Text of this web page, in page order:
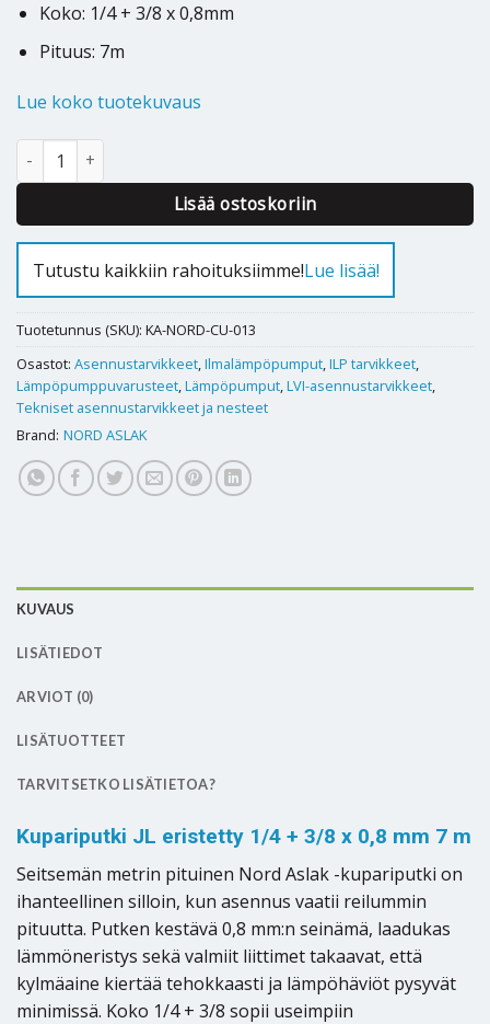
Koko: 1/4 + 3/8 x 0,8mm
Pituus: 7m
Lue koko tuotekuvaus
Kupariputki JL eristetty Nord Aslak 1/4+3/8×0,8mm 7m määrä
Lisää ostoskoriin
Alternative:
Tutustu kaikkiin rahoituksiimme!Lue lisää!
Tuotetunnus (SKU): KA-NORD-CU-013
Osastot: Asennustarvikkeet,Ilmalämpöpumput,ILP tarvikkeet,
Lämpöpumppuvarusteet,Lämpöpumput,LVI-asennustarvikkeet,
Tekniset asennustarvikkeet ja nesteet
Brand: NORD ASLAK
KUVAUS
LISÄTIEDOT
ARVIOT (0)
LISÄTUOTTEET
TARVITSETKO LISÄTIETOA?
Kupariputki JL eristetty 1/4 + 3/8 x 0,8 mm 7 m
Seitsemän metrin pituinen Nord Aslak -kupariputki on
ihanteellinen silloin, kun asennus vaatii reilummin
pituutta. Putken kestävä 0,8 mm:n seinämä, laadukas
lämmöneristys sekä valmiit liittimet takaavat, että
kylmäaine kiertää tehokkaasti ja lämpöhäviöt pysyvät
minimissä. Koko 1/4 + 3/8 sopii useimpiin